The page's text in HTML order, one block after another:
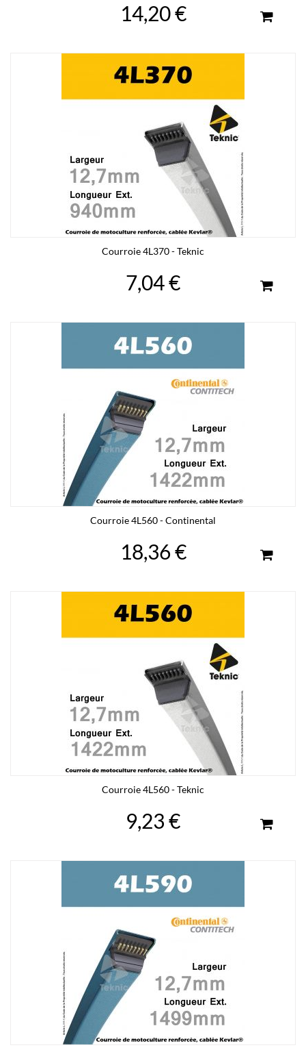
14,20 €
Courroie 4L370 - Teknic
7,04 €
Courroie 4L560 - Continental
18,36 €
Courroie 4L560 - Teknic
9,23 €